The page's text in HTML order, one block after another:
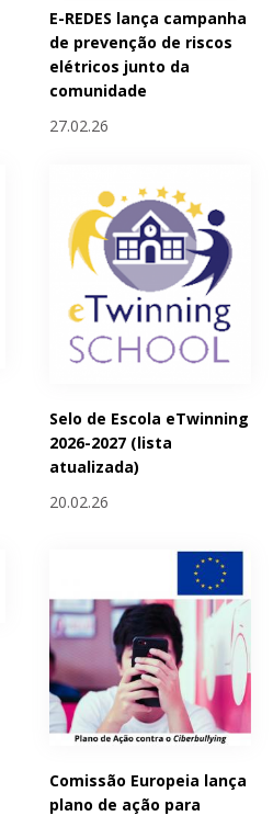
E-REDES lança campanha
de prevenção de riscos
elétricos junto da
comunidade
27.02.26
Selo de Escola eTwinning
2026-2027 (lista
atualizada)
20.02.26
Comissão Europeia lança
plano de ação para